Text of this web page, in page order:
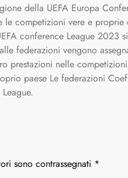
della UEFA Europa
competizioni vere e proprie
conference League 2023
federazioni vengono
nelle
paese Le federazioni
sono contrassegnati *